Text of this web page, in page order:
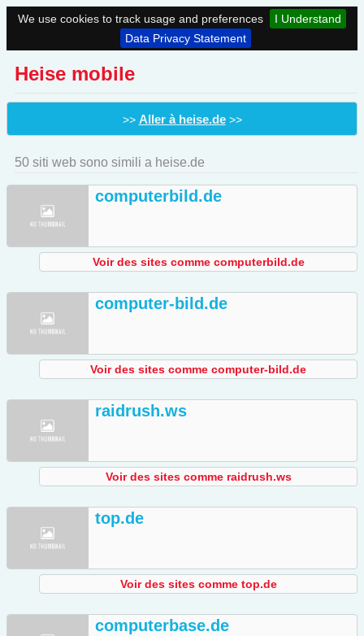
We use cookies to track usage and preferences
I Understand
Data Privacy Statement
Heise mobile
>> Aller à heise.de>>
50 siti web sono simili a heise.de
computerbild.de
Voir des sites comme computerbild.de
computer-bild.de
Voir des sites comme computer-bild.de
raidrush.ws
Voir des sites comme raidrush.ws
top.de
Voir des sites comme top.de
computerbase.de